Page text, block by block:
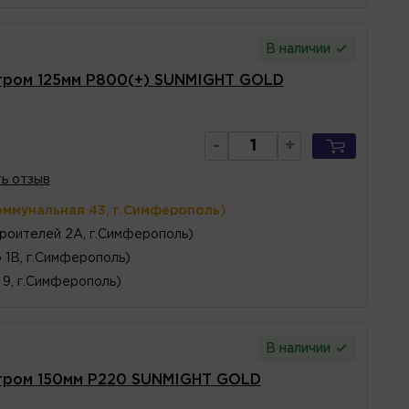
В наличии
125мм P800(+) SUNMIGHT GOLD
- +
отзыв
43, г.Симферополь)
2А, г.Симферополь)
г.Симферополь)
9, г.Симферополь)
В наличии
150мм P220 SUNMIGHT GOLD